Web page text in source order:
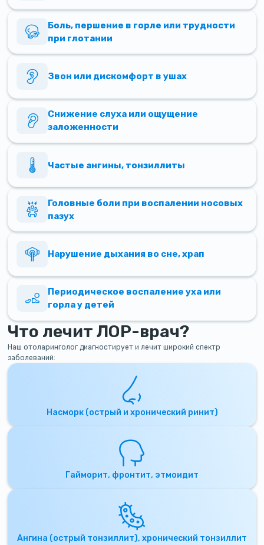
Боль, першение в горле или трудности
при глотании
Звон или дискомфорт в ушах
Снижение слуха или ощущение
заложенности
Частые ангины, тонзиллиты
Головные боли при воспалении носовых
пазух
Нарушение дыхания во сне, храп
Периодическое воспаление уха или
горла у детей
Что лечит ЛОР-врач?
Наш отоларинголог диагностирует и лечит широкий спектр
заболеваний:
Насморк (острый и хронический ринит)
Гайморит, фронтит, этмоидит
Ангина (острый тонзиллит), хронический тонзиллит